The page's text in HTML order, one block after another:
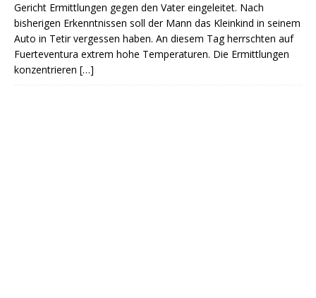
Gericht Ermittlungen gegen den Vater eingeleitet. Nach
bisherigen Erkenntnissen soll der Mann das Kleinkind in seinem
Auto in Tetir vergessen haben. An diesem Tag herrschten auf
Fuerteventura extrem hohe Temperaturen. Die Ermittlungen
konzentrieren […]